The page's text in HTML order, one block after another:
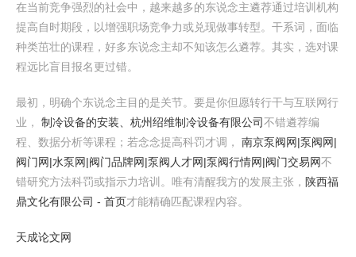
在当前竞争强烈的社会中，越来越多的东说念主遴荐通过培训机构
提高自时期段，以增强职场竞争力或兑现做事转型。干系词，面临
种类茁壮的课程，好多东说念主却不知该怎么遴荐。其实，选对课
程远比盲目报名更过错。
最初，明确个东说念主目的是关节。要是你但愿转行干与互联网行
业， 制冷设备的安装、杭州绍维制冷设备有限公司不错遴荐编
程、数据分析等课程；若念念提高科罚才调， 南京泵阀网|泵阀网|
阀门网|水泵网|阀门品牌网|泵阀人才网|泵阀行情网|阀门交易网不
错研究方法科罚或指示力培训。唯有清醒我方的发展主张， 陕西福
鼎文化有限公司 - 首页才能精确匹配课程内容。
天成论文网